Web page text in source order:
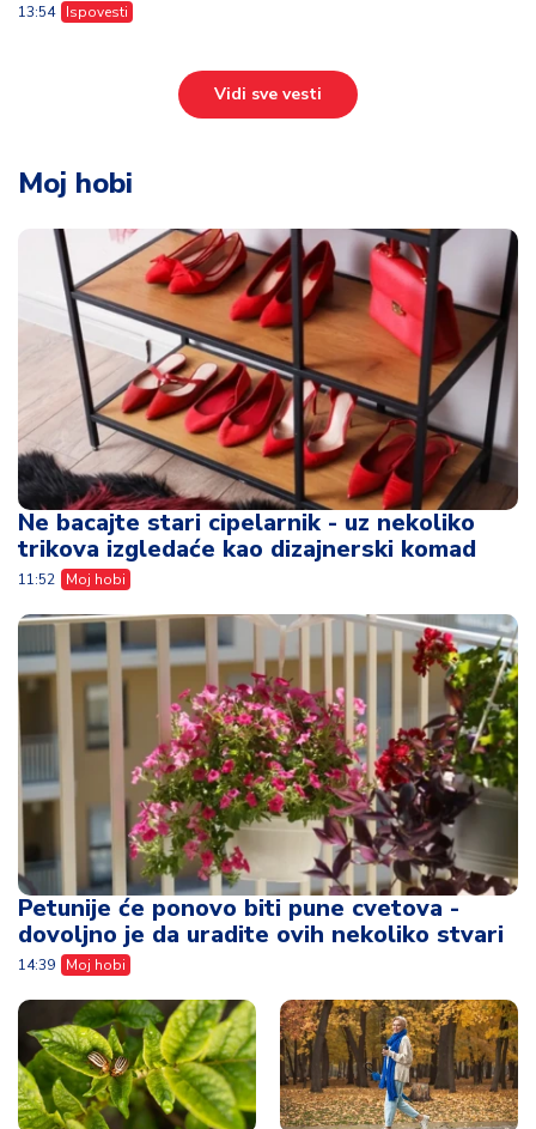
13:54 Ispovesti
Vidi sve vesti
Moj hobi
Ne bacajte stari cipelarnik - uz nekoliko
trikova izgledaće kao dizajnerski komad
11:52 Moj hobi
Petunije će ponovo biti pune cvetova -
dovoljno je da uradite ovih nekoliko stvari
14:39 Moj hobi